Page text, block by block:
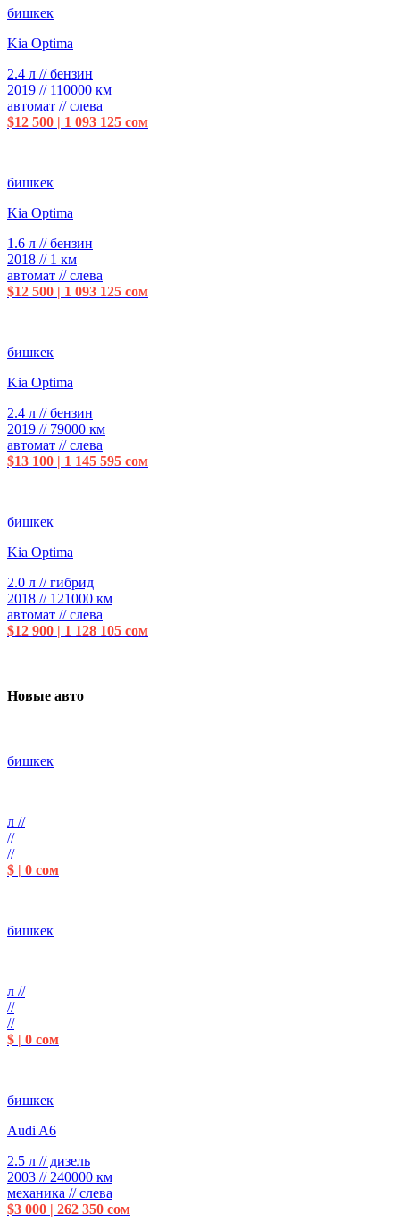
бишкек
Kia Optima
2.4 л // бензин
2019 // 110000 км
автомат // слева
$12 500 | 1 093 125 сом
бишкек
Kia Optima
1.6 л // бензин
2018 // 1 км
автомат // слева
$12 500 | 1 093 125 сом
бишкек
Kia Optima
2.4 л // бензин
2019 // 79000 км
автомат // слева
$13 100 | 1 145 595 сом
бишкек
Kia Optima
2.0 л // гибрид
2018 // 121000 км
автомат // слева
$12 900 | 1 128 105 сом
Новые авто
бишкек
л //
//
//
$ | 0 сом
бишкек
л //
//
//
$ | 0 сом
бишкек
Audi A6
2.5 л // дизель
2003 // 240000 км
механика // слева
$3 000 | 262 350 сом